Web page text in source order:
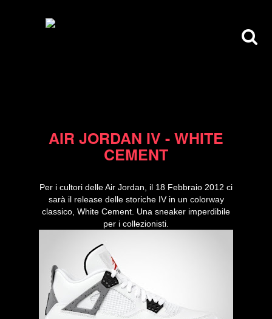
AIR JORDAN IV - WHITE
CEMENT
Per i cultori delle Air Jordan, il 18 Febbraio 2012 ci
sarà il release delle storiche IV in un colorway
classico, White Cement. Una sneaker imperdibile
per i collezionisti.